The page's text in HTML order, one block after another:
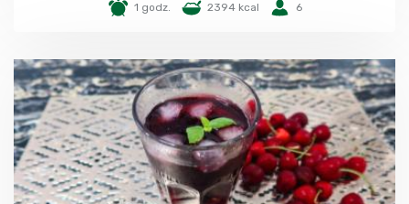
1 godz. 2394 kcal 6